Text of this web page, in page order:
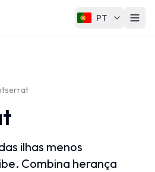
PT
ilhas menos
Combina herança